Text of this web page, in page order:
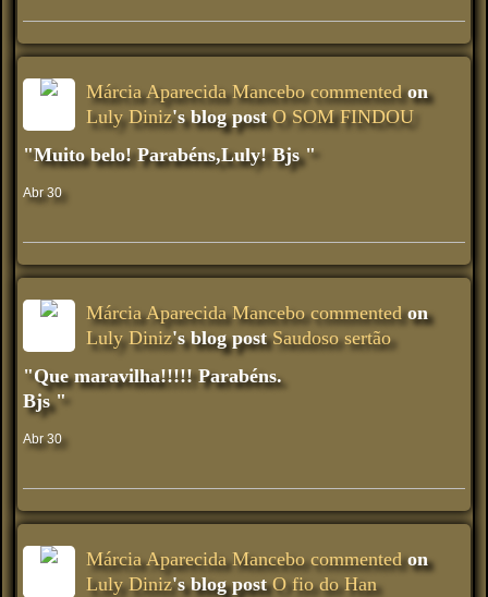
Márcia Aparecida Mancebo commentedon
Luly Diniz's blog postO SOM FINDOU
"Muito belo! Parabéns,Luly! Bjs "
Abr 30
Márcia Aparecida Mancebo commentedon
Luly Diniz's blog postSaudoso sertão
"Que maravilha!!!!! Parabéns.
Bjs "
Abr 30
Márcia Aparecida Mancebo commentedon
Luly Diniz's blog postO fio do Han